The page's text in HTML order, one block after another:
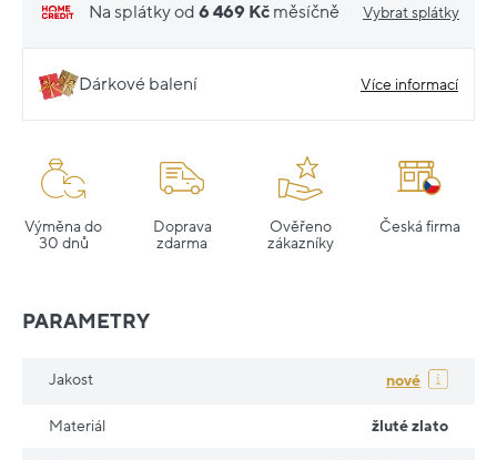
Na splátky od 6 469 Kč měsíčně Vybrat splátky
Dárkové balení Více informací
Výměna do
30 dnů
Doprava
zdarma
Ověřeno
zákazníky
Česká firma
PARAMETRY
Jakost nové
Materiál žluté zlato